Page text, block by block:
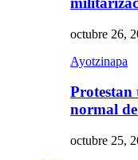
octubre 26,
Ayotzinapa
Protestan
normal
octubre 25,